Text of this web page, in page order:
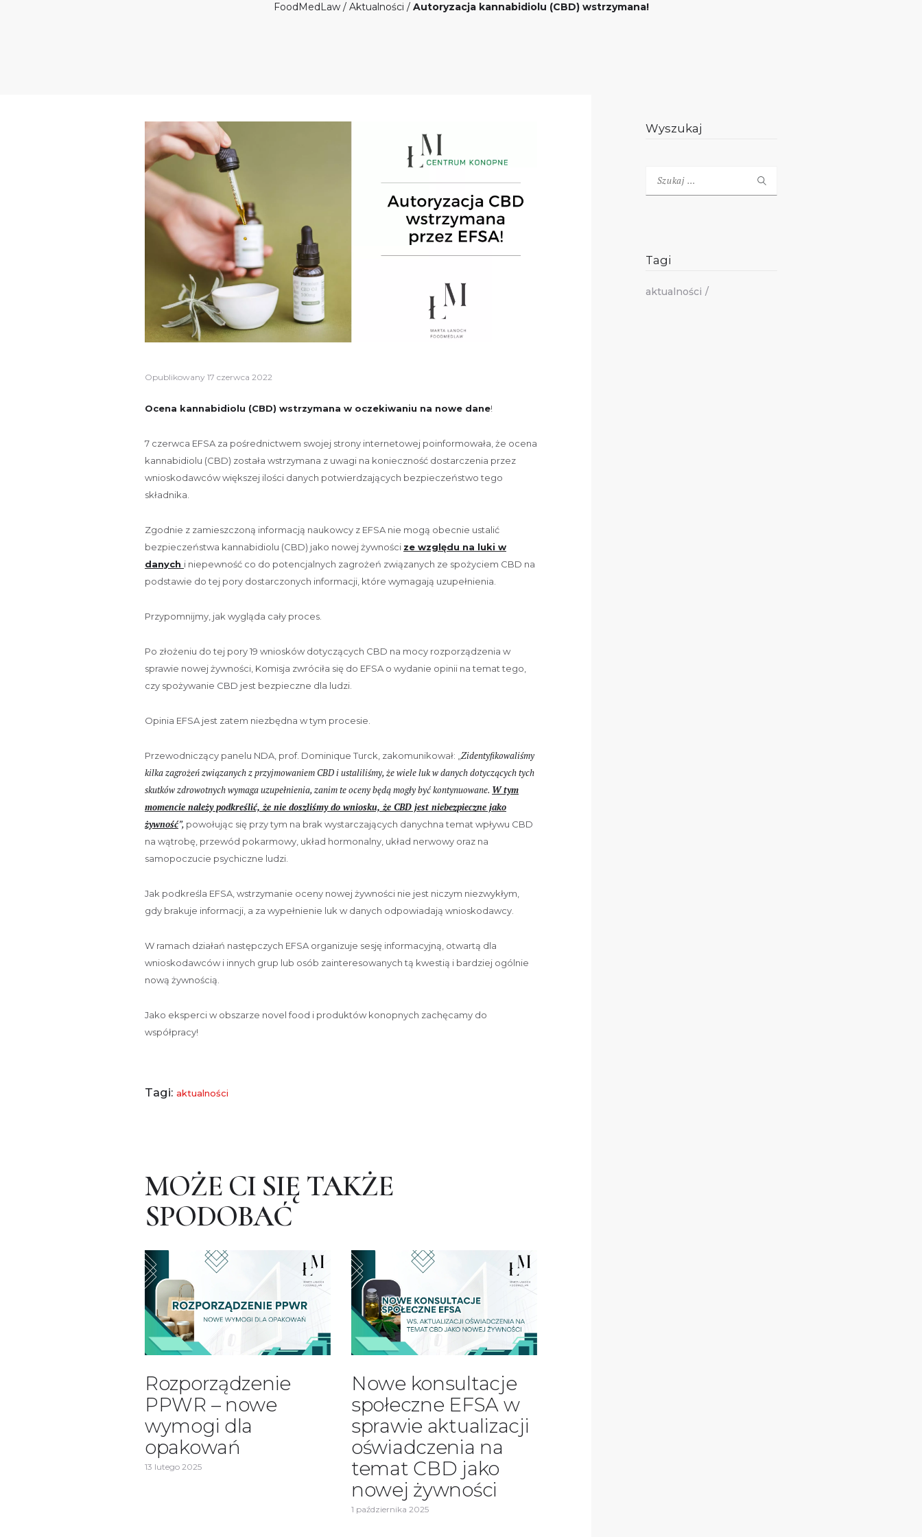
FoodMedLaw/ Aktualności / Autoryzacja kannabidiolu (CBD) wstrzymana!
Opublikowany 17 czerwca 2022
Ocena kannabidiolu (CBD) wstrzymana w oczekiwaniu na nowe dane!
7 czerwca EFSA za pośrednictwem swojej strony internetowej poinformowała, że ocena
kannabidiolu (CBD) została wstrzymana z uwagi na konieczność dostarczenia przez
wnioskodawców większej ilości danych potwierdzających bezpieczeństwo tego
składnika.
Zgodnie z zamieszczoną informacją naukowcy z EFSA nie mogą obecnie ustalić
bezpieczeństwa kannabidiolu (CBD) jako nowej żywności ze względu na luki w
danych i niepewność co do potencjalnych zagrożeń związanych ze spożyciem CBD na
podstawie do tej pory dostarczonych informacji, które wymagają uzupełnienia.
Przypomnijmy, jak wygląda cały proces.
Po złożeniu do tej pory 19 wniosków dotyczących CBD na mocy rozporządzenia w
sprawie nowej żywności, Komisja zwróciła się do EFSA o wydanie opinii na temat tego,
czy spożywanie CBD jest bezpieczne dla ludzi.
Opinia EFSA jest zatem niezbędna w tym procesie.
Przewodniczący panelu NDA, prof. Dominique Turck, zakomunikował: „ Zidentyfikowaliśmy
kilka zagrożeń związanych z przyjmowaniem CBD i ustaliliśmy, że wiele luk w danych dotyczących tych
skutków zdrowotnych wymaga uzupełnienia, zanim te oceny będą mogły być kontynuowane. W tym
momencie należy podkreślić, że nie doszliśmy do wniosku, że CBD jest niebezpieczne jako
żywność”, powołując się przy tym na brak wystarczających danychna temat wpływu CBD
na wątrobę, przewód pokarmowy, układ hormonalny, układ nerwowy oraz na
samopoczucie psychiczne ludzi.
Jak podkreśla EFSA, wstrzymanie oceny nowej żywności nie jest niczym niezwykłym,
gdy brakuje informacji, a za wypełnienie luk w danych odpowiadają wnioskodawcy.
W ramach działań następczych EFSA organizuje sesję informacyjną, otwartą dla
wnioskodawców i innych grup lub osób zainteresowanych tą kwestią i bardziej ogólnie
nową żywnością.
Jako eksperci w obszarze novel food i produktów konopnych zachęcamy do
współpracy!
Tagi: aktualności
MOŻE CI SIĘ TAKŻE
SPODOBAĆ
Rozporządzenie
PPWR – nowe
wymogi dla
opakowań
13 lutego 2025
Nowe konsultacje
społeczne EFSA w
sprawie aktualizacji
oświadczenia na
temat CBD jako
nowej żywności
1 października 2025
Wyszukaj
Tagi
aktualności